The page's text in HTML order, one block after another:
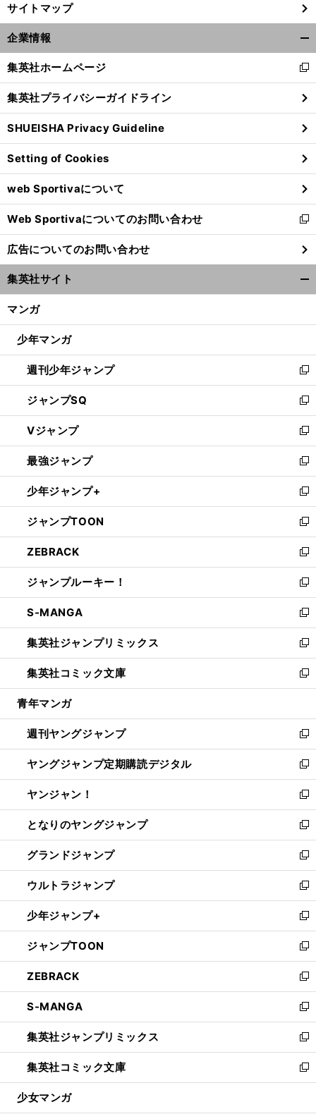
サイトマップ
企業情報
閉
る
集英社ホームページ
新
し
い
ウ
ィ
ン
ド
ウ
で
開
く
集英社プライバシーガイドライン
SHUEISHA Privacy Guideline
Setting of Cookies
web Sportivaについて
Web Sportivaについてのお問い合わせ
新
し
い
ウ
ィ
ン
ウ
開
く
広告についてのお問い合わせ
集英社サイト
マンガ
少年マンガ
週刊少年ジャンプ
新
し
い
ウ
ィ
ン
ド
ウ
で
開
く
ジャンプSQ
新
し
い
ウ
ィ
ン
ド
ウ
で
開
く
Vジャンプ
新
し
い
ウ
ィ
ン
ド
ウ
で
開
く
最強ジャンプ
新
し
い
ウ
ィ
ン
ド
ウ
で
開
く
少年ジャンプ+
新
し
い
ウ
ィ
ン
ド
ウ
で
開
く
ジャンプTOON
新
し
い
ウ
ィ
ン
ド
ウ
で
開
く
ZEBRACK
新
し
い
ウ
ィ
ン
ド
ウ
で
開
ジャンプルーキー！
新
し
い
ウ
ィ
ン
ド
ウ
開
く
S-MANGA
新
し
い
ウ
ィ
ン
ウ
で
開
く
集英社ジャンプリミックス
新
し
い
ウ
ン
ド
ウ
で
開
く
集英社コミック文庫
新
し
ウ
ィ
ン
ド
ウ
で
開
く
青年マンガ
週刊ヤングジャンプ
新
し
い
ウ
ィ
ン
ド
ウ
で
開
く
ヤングジャンプ定期購読デジタル
新
し
い
ウ
ィ
ン
ド
ウ
で
開
く
ヤンジャン！
新
し
い
ウ
ィ
ン
ド
ウ
で
開
く
となりのヤングジャンプ
新
し
い
ウ
ィ
ン
ド
ウ
で
開
く
グランドジャンプ
新
し
い
ウ
ィ
ン
ド
ウ
で
開
く
ウルトラジャンプ
新
し
い
ウ
ィ
ン
ド
ウ
で
開
く
少年ジャンプ+
新
し
い
ウ
ィ
ン
ド
ウ
で
開
く
ジャンプTOON
新
し
い
ウ
ィ
ン
ド
ウ
で
開
ZEBRACK
新
し
い
ウ
ィ
ン
ド
ウ
S-MANGA
新
し
い
ウ
ィ
ン
集英社ジャンプリミックス
新
し
い
ウ
集英社コミック文庫
新
し
少女マンガ